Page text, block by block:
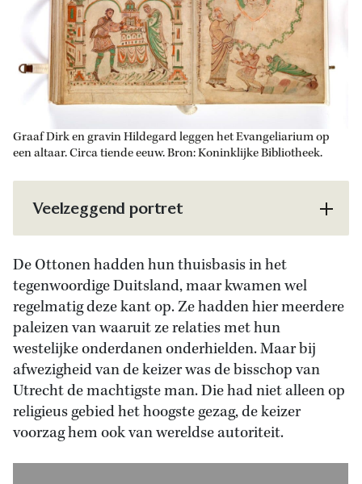
Graaf Dirk en gravin Hildegard leggen het Evangeliarium op
een altaar. Circa tiende eeuw. Bron: Koninklijke Bibliotheek.
Veelzeggend portret
De Ottonen hadden hun thuisbasis in het
tegenwoordige Duitsland, maar kwamen wel
regelmatig deze kant op. Ze hadden hier meerdere
paleizen van waaruit ze relaties met hun
westelijke onderdanen onderhielden. Maar bij
afwezigheid van de keizer was de bisschop van
Utrecht de machtigste man. Die had niet alleen op
religieus gebied het hoogste gezag, de keizer
voorzag hem ook van wereldse autoriteit.